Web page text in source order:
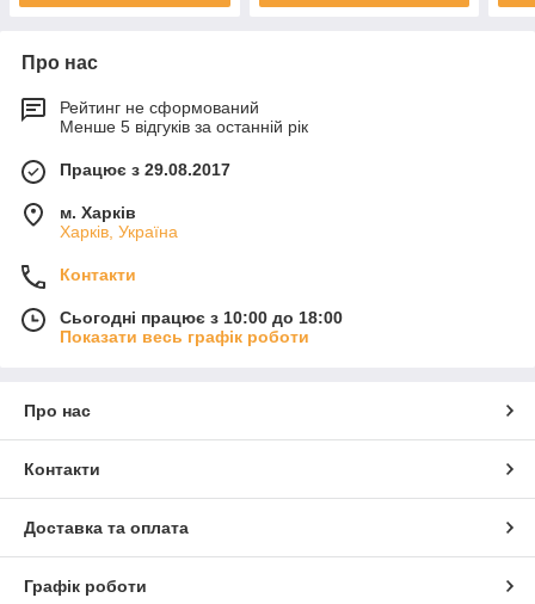
Про нас
Рейтинг не сформований
Менше 5 відгуків за останній рік
Працює з 29.08.2017
м. Харків
Харків, Україна
Контакти
Сьогодні працює з 10:00 до 18:00
Показати весь графік роботи
Про нас
Контакти
Доставка та оплата
Графік роботи